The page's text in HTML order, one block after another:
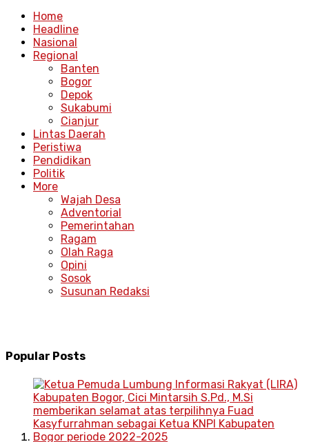
Home
Headline
Nasional
Regional
Banten
Bogor
Depok
Sukabumi
Cianjur
Lintas Daerah
Peristiwa
Pendidikan
Politik
More
Wajah Desa
Adventorial
Pemerintahan
Ragam
Olah Raga
Opini
Sosok
Susunan Redaksi
Popular Posts